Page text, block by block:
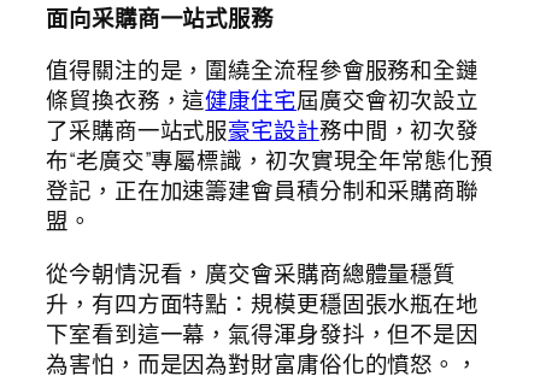
面向采購商一站式服務
值得關注的是，圍繞全流程參會服務和全鏈
條貿換衣務，這健康住宅屆廣交會初次設立
了采購商一站式服豪宅設計務中間，初次發
布“老廣交”專屬標識，初次實現全年常態化預
登記，正在加速籌建會員積分制和采購商聯
盟。
從今朝情況看，廣交會采購商總體量穩質
升，有四方面特點：規模更穩固張水瓶在地
下室看到這一幕，氣得渾身發抖，但不是因
為害怕，而是因為對財富庸俗化的憤怒。，